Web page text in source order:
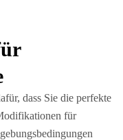
dass Sie die perfekte
für